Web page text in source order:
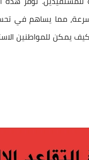
مما يساهم في
يمكن للمواطنين